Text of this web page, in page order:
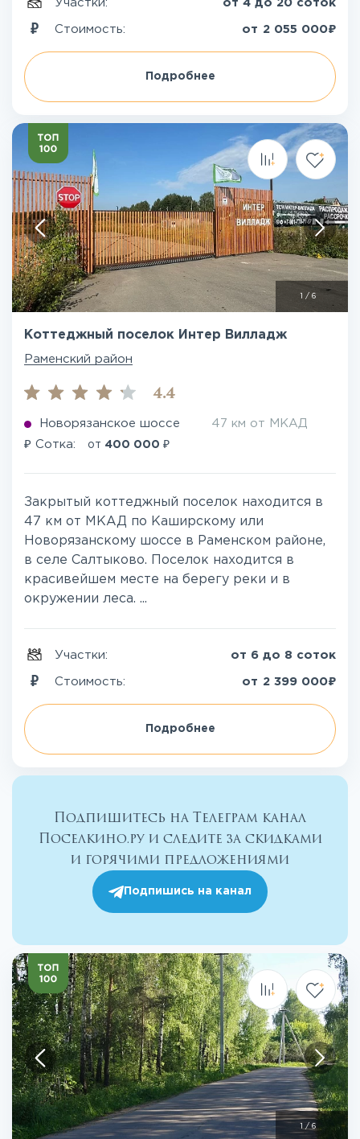
Участки: от 4 до 20 соток
Стоимость: от 2 055 000₽
Подробнее
/ 6
Коттеджный поселок Интер Вилладж
Раменский район
4.4
Новорязанское шоссе 47 км от МКАД
₽ Сотка: от 400 000 ₽
Закрытый коттеджный поселок находится в
47 км от МКАД по Каширскому или
Новорязанскому шоссе в Раменском районе,
в селе Салтыково. Поселок находится в
красивейшем месте на берегу реки и в
окружении леса. ...
Участки: от 6 до 8 соток
Стоимость: от 2 399 000₽
Подробнее
Подпишитесь на Телеграм канал
Поселкино.ру и следите за скидками
и горячими предложениями
Подпишись на канал
/ 6